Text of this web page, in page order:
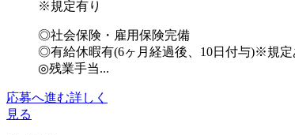
※規定有り
◎社会保険・雇用保険完備
◎有給休暇有(6ヶ月経過後、10日付与)※規定
◎残業手当...
応募へ進む詳しく
見る